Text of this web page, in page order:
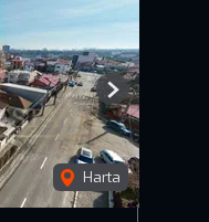
Harta
Next